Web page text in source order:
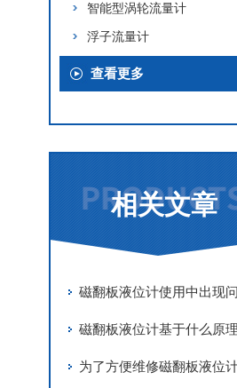
智能型涡轮流量计
浮子流量计
查看更多
相关文章